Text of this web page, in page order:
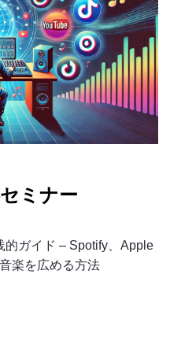
ミナー
的ガイド – Spotify、Apple
楽を広める方法